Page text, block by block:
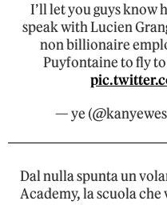
I’ll let you guys know
speak with Lucien
non billionaire
Puyfontaine to fly
— ye
Dal nulla spunta un
Academy, la scuola